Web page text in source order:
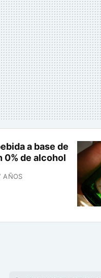
a base de
0% de alcohol
AÑOS